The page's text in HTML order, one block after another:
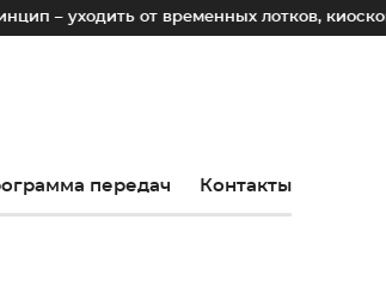
временных лотков, киосков и палаток к
передач Контакты